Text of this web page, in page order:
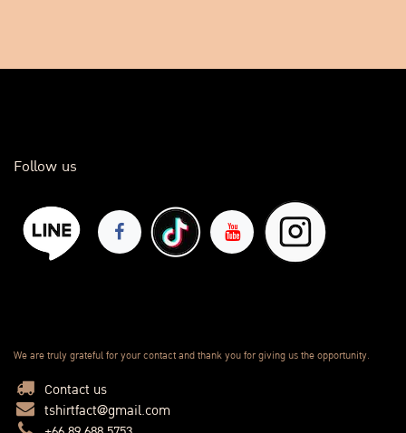
Follow us
We are truly grateful for your contact and thank you for giving us the opportunity.
Contact us
tshirtfact@gmail.com